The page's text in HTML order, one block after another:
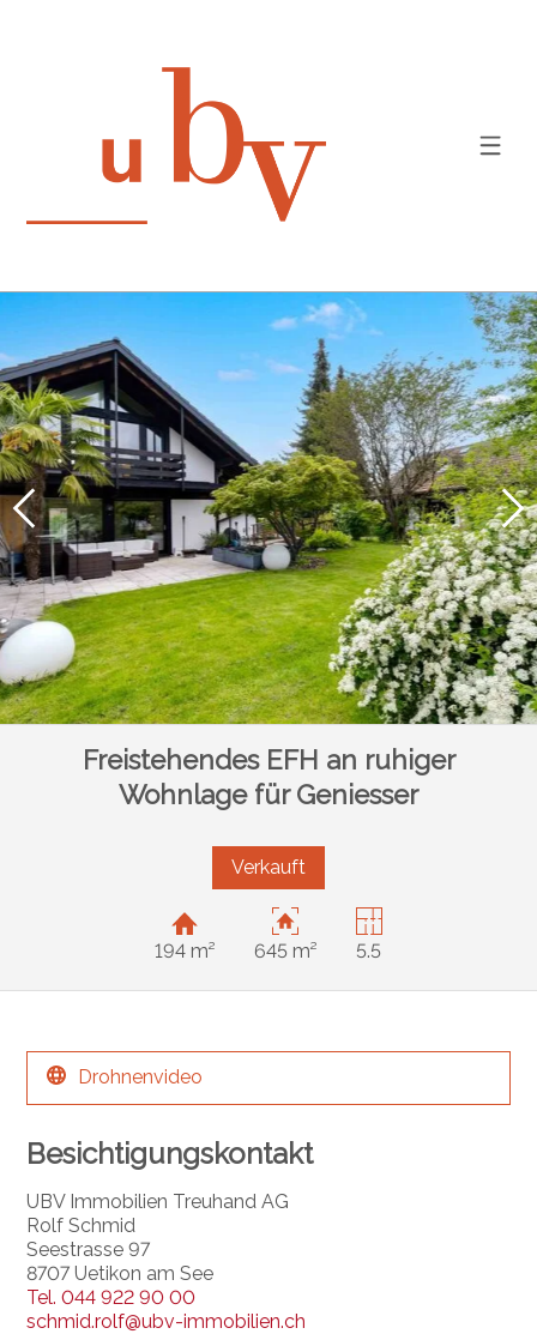
Freistehendes EFH an ruhiger
Wohnlage für Geniesser
Verkauft
194 m² 645 m² 5.5
Drohnenvideo
Besichtigungskontakt
UBV Immobilien Treuhand AG
Rolf Schmid
Seestrasse 97
8707 Uetikon am See
Tel.044 922 90 00
schmid.rolf@ubv-immobilien.ch